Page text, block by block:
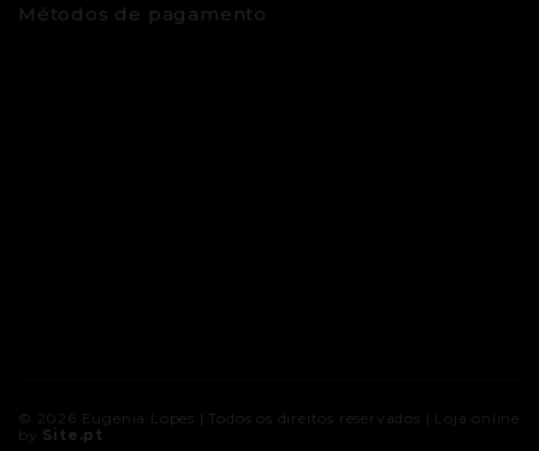
Métodos de pagamento
© 2026 Eugénia Lopes | Todos os direitos reservados | Loja online
by Site.pt